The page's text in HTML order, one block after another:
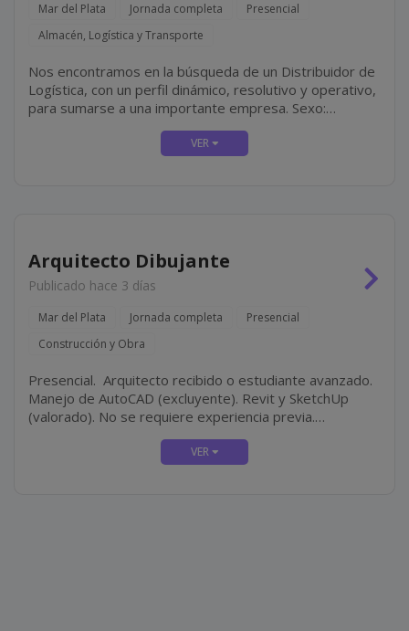
Mar del Plata Jornada completa
Presencial
Almacén, Logística y Transporte
Nos encontramos en la búsqueda de un Distribuidor de
Logística, con un perfil dinámico, resolutivo y operativo,
para sumarse a una importante empresa. Sexo:
Arquitecto Dibujante
Publicado hace 3 días
Mar del Plata Jornada completa
Presencial
Construcción y Obra
Presencial. Arquitecto recibido o estudiante avanzado.
Manejo de AutoCAD (excluyente). Revit y SketchUp
(valorado). No se requiere experiencia previa.
Modalidad de contratación por facturación.